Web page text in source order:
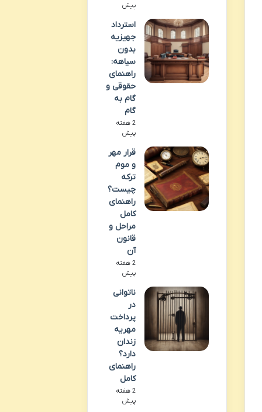
پیش
استرداد
جهیزیه
بدون
سیاهه:
راهنمای
حقوقی و
گام به
گام
2 هفته
پیش
قرار مهر
و موم
ترکه
چیست؟
راهنمای
کامل
مراحل و
قانون
آن
2 هفته
پیش
ناتوانی
در
پرداخت
مهریه
زندان
دارد؟
راهنمای
کامل
2 هفته
پیش